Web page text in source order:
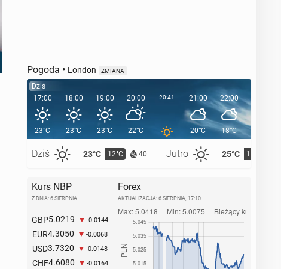
Pogoda • London ZMIANA
Dziś
17:00
23°C
Dziś 23°C 12°C 40 Jutro 25°C 13°C
18:00
23°C
19:00
23°C
20:00
22°C
20:41 21:00
20°C
22:00
18°C
23:00
Kurs NBP
Z DNIA: 6 SIERPNIA
GBP5.0219 -0.0144
EUR4.3050 -0.0068
USD3.7320 -0.0148
CHF4.6080 -0.0164
Forex
AKTUALIZACJA: 6 SIERPNIA, 17:10